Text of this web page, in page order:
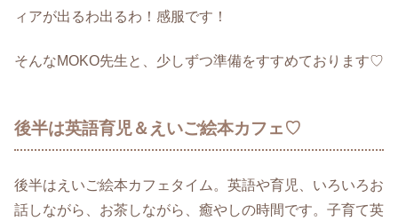
ィアが出るわ出るわ！感服です！
そんなMOKO先生と、少しずつ準備をすすめております♡
後半は英語育児＆えいご絵本カフェ♡
後半はえいご絵本カフェタイム。英語や育児、いろいろお
話しながら、お茶しながら、癒やしの時間です。子育て英